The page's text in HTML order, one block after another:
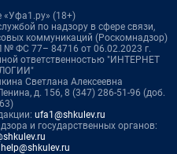
«Уфа1.ру» (18+)
по надзору в сфере связи,
коммуникаций (Роскомнадзор)
ФС 77– 84716 от 06.02.2023 г.
ответственностью "ИНТЕРНЕТ
Светлана Алексеевна
д. 156, 8 (347) 286-51-96 (доб.
ufa1@shkulev.ru
и государственных органов:
help@shkulev.ru